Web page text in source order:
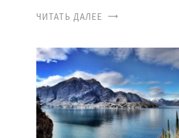
ЧИТАТЬ ДАЛЕЕ